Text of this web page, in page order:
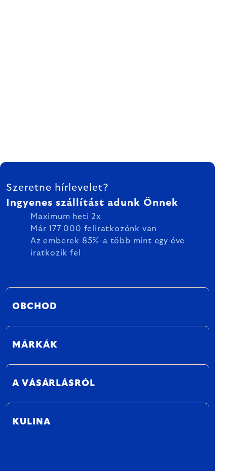
LÁBLÉC
Szeretne hírlevelet?
Ingyenes szállítást adunk Önnek
Maximum heti 2x
Már 177 000 feliratkozónk van
Az emberek 85%-a több mint egy éve
iratkozik fel
OBCHOD
MÁRKÁK
A VÁSÁRLÁSRÓL
KULINA